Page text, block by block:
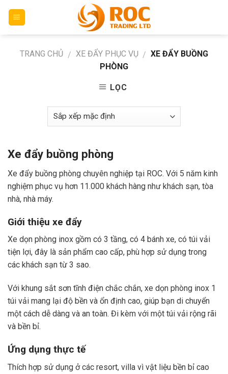
TRANG CHỦ / XE ĐẨY PHỤC VỤ / XE ĐẨY BUỒNG
PHÒNG
LỌC
Xe đẩy buồng phòng
Xe đẩy buồng phòng chuyên nghiệp tại ROC. Với 5 năm kinh
nghiệm phục vụ hơn 11.000 khách hàng như khách sạn, tòa
nhà, nhà máy.
Giới thiệu xe đẩy
Xe dọn phòng inox gồm có 3 tầng, có 4 bánh xe, có túi vải
tiện lợi, đây là sản phẩm cao cấp, phù hợp sử dụng trong
các khách sạn từ 3 sao.
Với khung sắt sơn tĩnh điện chắc chắn, xe dọn phòng inox 1
túi vải mang lại độ bền và ổn định cao, giúp bạn di chuyển
một cách dễ dàng và an toàn. Đi kèm với một túi vải rộng rãi
và bền bỉ.
Ứng dụng thực tế
Thích hợp sử dụng ở các resort, villa vì vật liệu bền bỉ cao